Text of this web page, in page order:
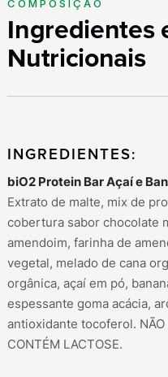
COMPOSIÇÃO
Ingredientes
Nutricionais
INGREDIENTES:
biO2 Protein Bar Açaí e
Extrato de malte, mix de
cobertura sabor chocolate
amendoim, farinha de
vegetal, melado de cana
orgânica, açaí em pó,
espessante goma acácia,
antioxidante tocoferol. NÃO
CONTÉM LACTOSE.